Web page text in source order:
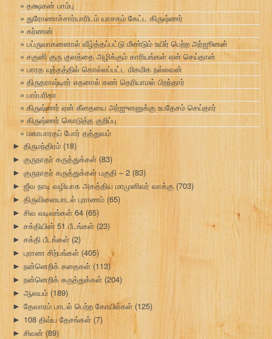
தக்ஷகன் பாம்பு
துரோணாச்சார்யாரிடம் யாசகம் கேட்ட கிருஷ்ணர்
கர்ணன்
பப்ருவாகனனால் வீழ்த்தப்பட்டு மீண்டும் உயிர் பெற்ற அர்ஜூனன்
சகுனி குரு குலத்தை அழிக்கும் காரியங்கள் ஏன் செய்தான்
பாரத யுத்தத்தில் கொல்லப்பட்ட மிகமிக நல்லவன்
திருதராஷ்டிரர் எதனால் கண் தெரியாமல் பிறந்தார்
பார்பரிகா
கிருஷ்ணர் ஏன் கீதையை அர்ஜுனனுக்கு உபதேசம் செய்தார்
கிருஷ்ணர் கொடுத்த குறிப்பு
மகாபாரதப் போர் தத்துவம்
► திருமந்திரம் (18)
► குருநாதர் கருத்துக்கள் (83)
► குருநாதர் கருத்துக்கள் பகுதி – 2 (83)
► ஜீவ நாடி வழியாக அகத்திய மாமுனிவர் வாக்கு (703)
► திருவிளையாடல் புராணம் (65)
► சிவ வடிவங்கள் 64 (65)
► சக்தியின் 51 பீடங்கள் (23)
► சக்தி பீடங்கள்(2)
► புராண சிற்பங்கள் (405)
► நன்னெறிக் கதைகள் (113)
► நன்னெறிக் கருத்துக்கள் (204)
► ஆலயம் (189)
► தேவாரம் பாடல் பெற்ற கோயில்கள் (125)
► 108 திவ்ய தேசங்கள் (7)
► சிவன்(89)